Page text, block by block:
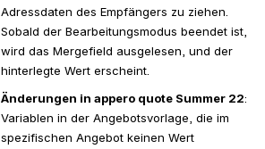
Adressdaten des Empfängers zu ziehen.
Sobald der Bearbeitungsmodus beendet ist,
wird das Mergefield ausgelesen, und der
hinterlegte Wert erscheint.
Änderungen in appero quote Summer 22:
Variablen in der Angebotsvorlage, die im
spezifischen Angebot keinen Wert